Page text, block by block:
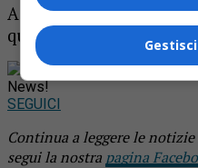
Adesso per lui è
quel posto.
Rimani
News!
SEGUICI
Continua a leggere le
segui la nostra pagina